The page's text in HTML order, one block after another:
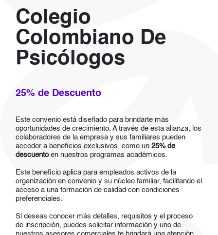
Colegio
Colombiano De
Psicólogos
25% de Descuento
Este convenio está diseñado para brindarte más
oportunidades de crecimiento. A través de esta alianza, los
colaboradores de la empresa y sus familiares pueden
acceder a beneficios exclusivos, como un25% de
descuentoen nuestros programas académicos.
Este beneficio aplica para empleados activos de la
organización en convenio y su núcleo familiar, facilitando el
acceso a una formación de calidad con condiciones
preferenciales.
Si deseas conocer más detalles, requisitos y el proceso
de inscripción, puedes solicitar información y uno de